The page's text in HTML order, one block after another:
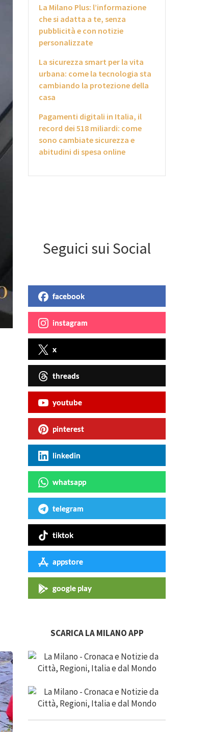
La Milano Plus: l’informazione
che si adatta a te, senza
pubblicità e con notizie
personalizzate
La sicurezza smart per la vita
urbana: come la tecnologia sta
cambiando la protezione della
casa
Pagamenti digitali in Italia, il
record dei 518 miliardi: come
sono cambiate sicurezza e
abitudini di spesa online
Seguici sui Social
facebook
instagram
x
threads
youtube
pinterest
linkedin
whatsapp
telegram
tiktok
appstore
google play
SCARICA LA MILANO APP